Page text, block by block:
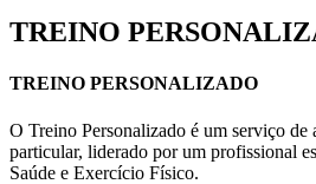
TREINO
TREINO PERSONALIZADO
O Treino Personalizado é um serviço de
particular, liderado por um profissional
Saúde e Exercício Físico.